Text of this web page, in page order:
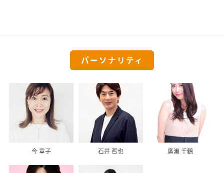
パーソナリティ
今 章子 石井 哲也 廣瀬 千鶴